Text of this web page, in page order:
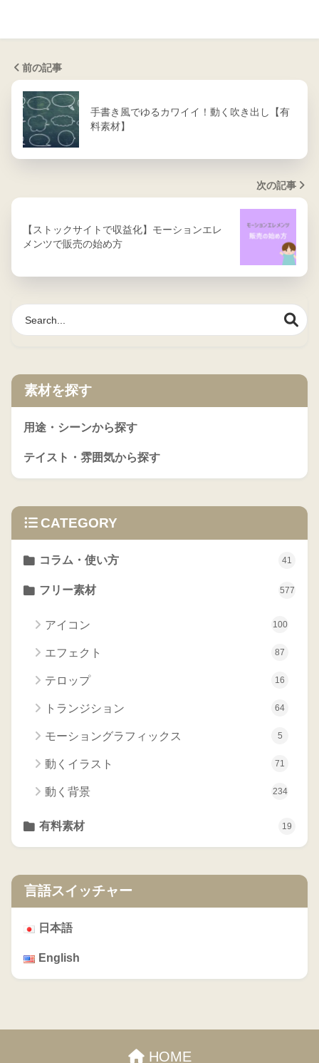
前の記事
手書き風でゆるカワイイ！動く吹き出し【有
料素材】
次の記事
【ストックサイトで収益化】モーションエレ
メンツで販売の始め方
素材を探す
用途・シーンから探す
テイスト・雰囲気から探す
CATEGORY
コラム・使い方 41
フリー素材 577
アイコン 100
エフェクト 87
テロップ 16
トランジション 64
モーショングラフィックス 5
動くイラスト 71
動く背景 234
有料素材 19
言語スイッチャー
日本語
English
HOME